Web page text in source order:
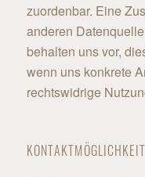
zuordenbar. Eine
anderen
behalten uns vor,
wenn uns konkrete
rechtswidrige